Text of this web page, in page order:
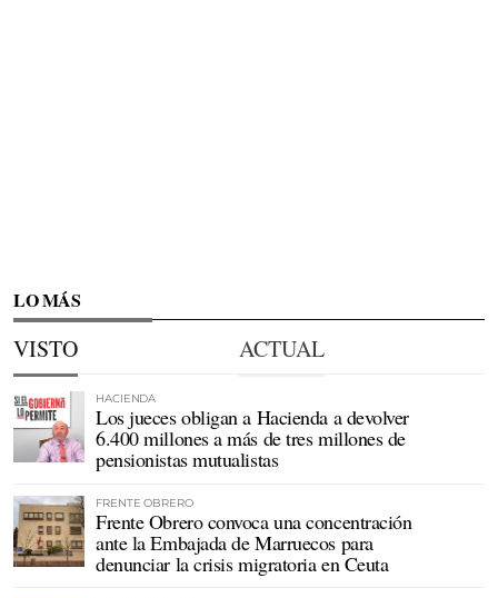
LO MÁS
VISTO ACTUAL
HACIENDA
Los jueces obligan a Hacienda a devolver
6.400 millones a más de tres millones de
pensionistas mutualistas
FRENTE OBRERO
Frente Obrero convoca una concentración
ante la Embajada de Marruecos para
denunciar la crisis migratoria en Ceuta